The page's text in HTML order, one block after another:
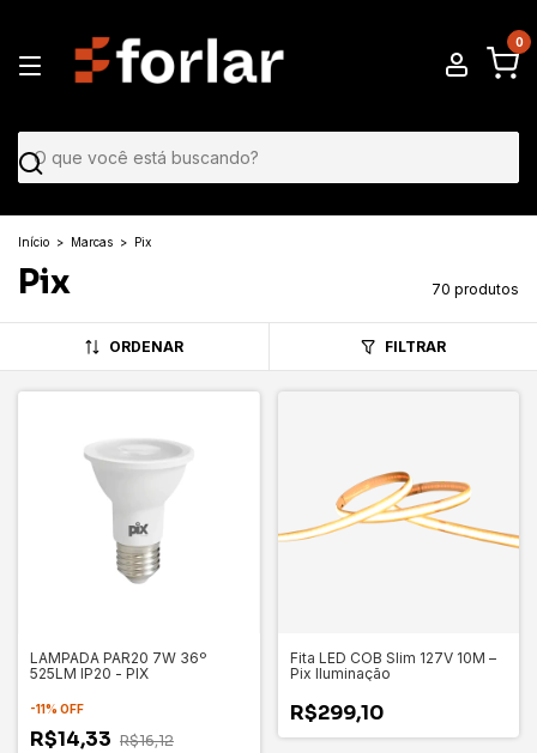
0
Início > Marcas > Pix
Pix 70 produtos
ORDENAR FILTRAR
LAMPADA PAR20 7W 36º
525LM IP20 - PIX
-11% OFF
R$14,33 R$16,12
Fita LED COB Slim 127V 10M –
Pix Iluminação
R$299,10